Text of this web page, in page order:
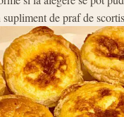
de praf de